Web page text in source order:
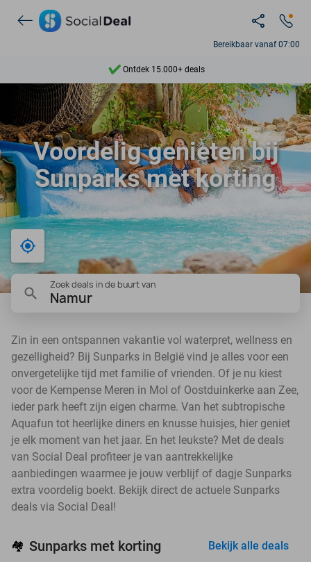
Bereikbaar vanaf 07:00
Ontdek 15.000+ deals
7 dagen per week beschikbaar
10+ miljoen leden
9,4
Ontdek 15.000+ deals
Voordelig genieten bij
Sunparks met korting
Bij mij in de buurt
Zoek deals in de buurt van
Namur
Zin in een ontspannen vakantie vol waterpret, wellness en
gezelligheid? Bij Sunparks in België vind je alles voor een
onvergetelijke tijd met familie of vrienden. Of je nu kiest
voor de Kempense Meren in Mol of Oostduinkerke aan Zee,
ieder park heeft zijn eigen charme. Van het subtropische
Aquafun tot heerlijke diners en knusse huisjes, hier geniet
je elk moment van het jaar. En het leukste? Met de deals
van Social Deal profiteer je van aantrekkelijke
aanbiedingen waarmee je jouw verblijf of dagje Sunparks
extra voordelig boekt. Bekijk direct de actuele Sunparks
deals via Social Deal!
🏘️ Sunparks met korting Bekijk alle deals